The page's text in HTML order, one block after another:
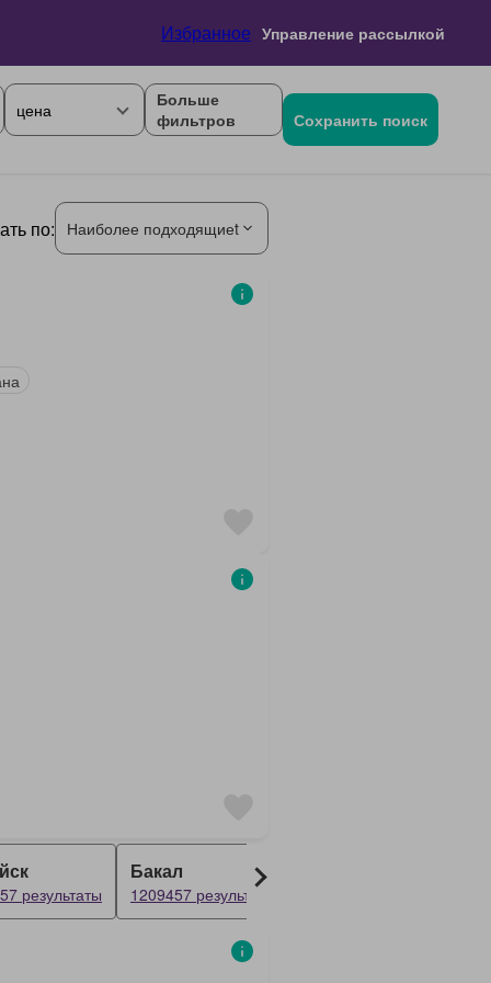
Избранное Управление рассылкой
цена
Больше
фильтров
Сохранить поиск
по: Наиболее подходящиеt
результаты
Бакал
1209457 результаты